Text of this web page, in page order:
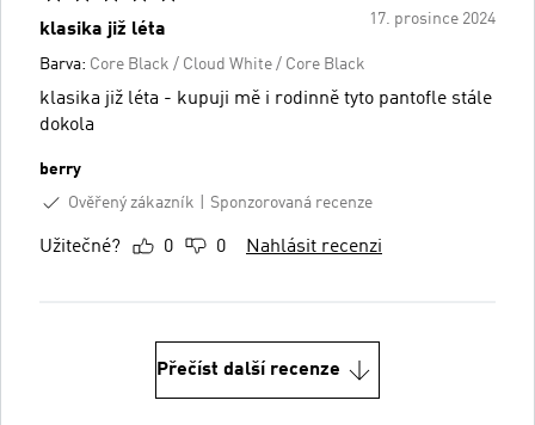
17. prosince 2024
klasika již léta
Barva: Core Black / Cloud White / Core Black
klasika již léta - kupuji mě i rodinně tyto pantofle stále
dokola
berry
Ověřený zákazník
Sponzorovaná recenze
Užitečné? 0 0 Nahlásit recenzi
Přečíst další recenze